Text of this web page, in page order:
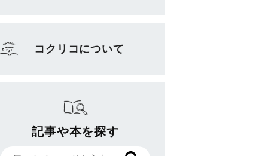
コクリコについて
記事や本を探す